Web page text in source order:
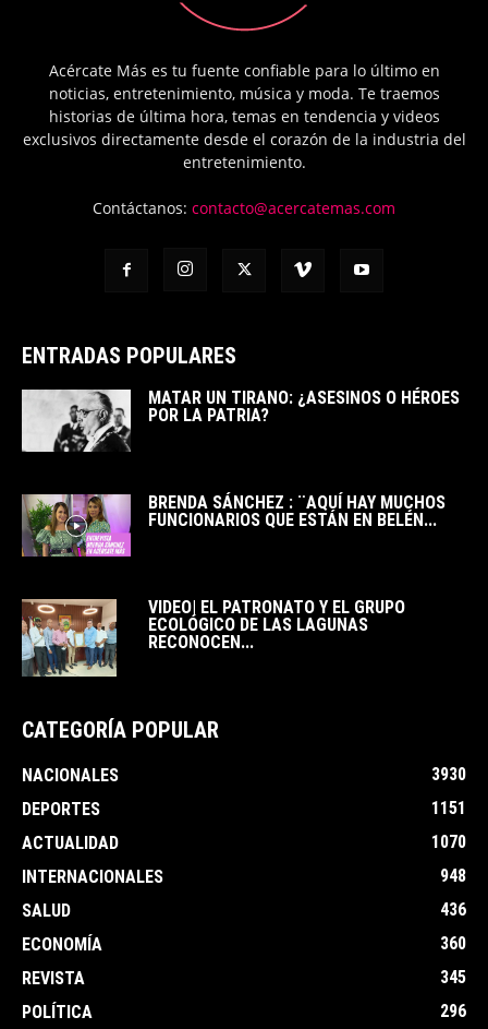
Acércate Más es tu fuente confiable para lo último en
noticias, entretenimiento, música y moda. Te traemos
historias de última hora, temas en tendencia y videos
exclusivos directamente desde el corazón de la industria del
entretenimiento.
Contáctanos: contacto@acercatemas.com
ENTRADAS POPULARES
MATAR UN TIRANO: ¿ASESINOS O HÉROES
POR LA PATRIA?
BRENDA SÁNCHEZ : ¨AQUÍ HAY MUCHOS
FUNCIONARIOS QUE ESTÁN EN BELÉN...
VIDEO| EL PATRONATO Y EL GRUPO
ECOLÓGICO DE LAS LAGUNAS
RECONOCEN...
CATEGORÍA POPULAR
NACIONALES
3930
DEPORTES
1151
ACTUALIDAD
1070
INTERNACIONALES
948
SALUD
436
ECONOMÍA
360
REVISTA
345
POLÍTICA
296